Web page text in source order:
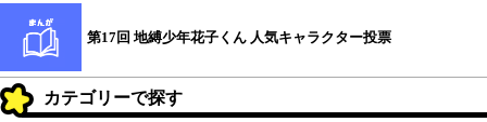
第17回 地縛少年花子くん 人気キャラクター投票
カテゴリーで探す